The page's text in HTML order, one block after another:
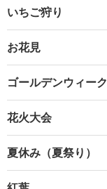
いちご狩り
お花見
ゴールデンウィーク
花火大会
夏休み（夏祭り）